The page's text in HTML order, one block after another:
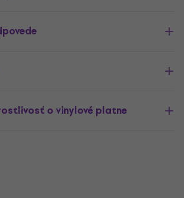
o vinylové platne